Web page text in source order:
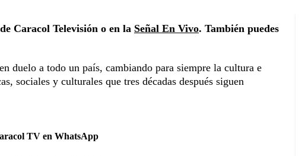
Caracol Televisión o en la Señal En Vivo. También puedes
duelo a todo un país, cambiando para siempre la cultura e
sociales y culturales que tres décadas después siguen
TV en WhatsApp